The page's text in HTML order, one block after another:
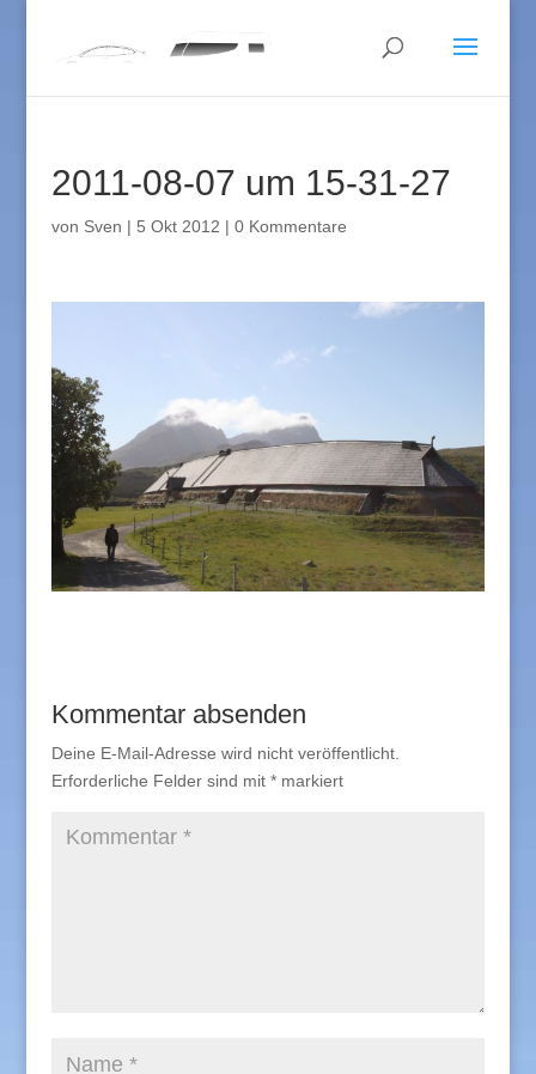
2011-08-07 um 15-31-27
von Sven | 5 Okt 2012 | 0 Kommentare
Kommentar absenden
Deine E-Mail-Adresse wird nicht veröffentlicht.
Erforderliche Felder sind mit *markiert